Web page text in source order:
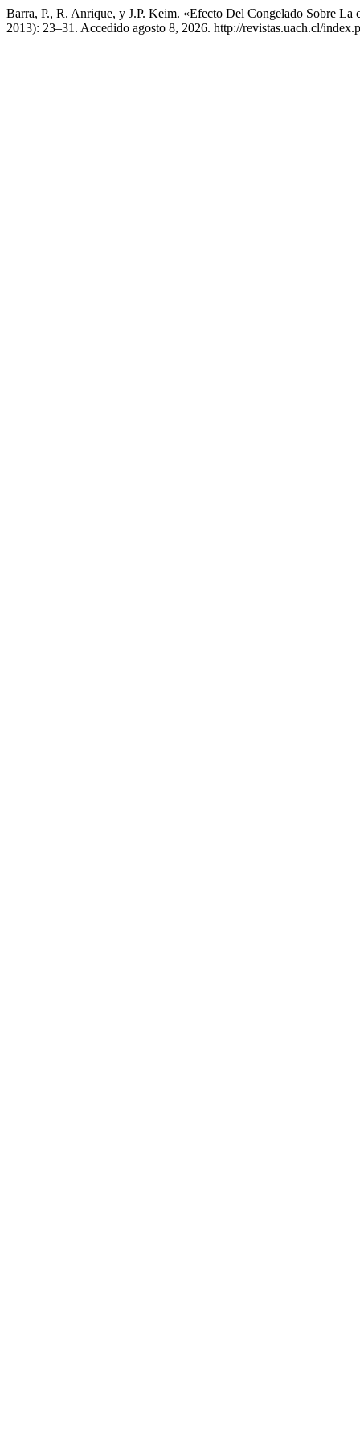
Barra, P., R. Anrique, y J.P. Keim. «Efecto Del Congelado Sobre
2013): 23–31. Accedido agosto 8, 2026. http://revistas.uach.cl/